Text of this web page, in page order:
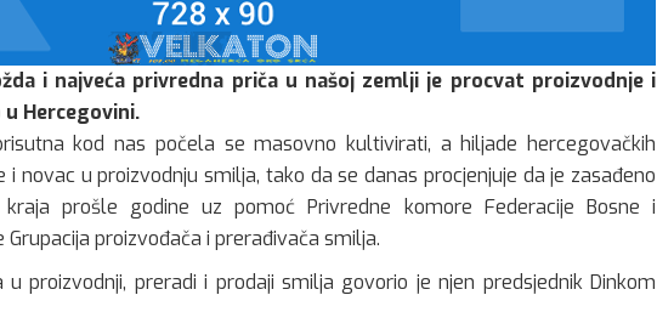
i najveća privredna priča u našoj zemlji je procvat proizvodnje i
Hercegovini.
kod nas počela se masovno kultivirati, a hiljade hercegovačkih
novac u proizvodnju smilja, tako da se danas procjenjuje da je zasađeno
prošle godine uz pomoć Privredne komore Federacije Bosne i
proizvođača i prerađivača smilja.
proizvodnji, preradi i prodaji smilja govorio je njen predsjednik Dinkom